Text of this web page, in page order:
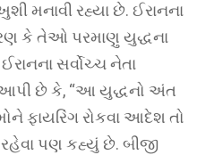
મનાવી રહ્યા છે. ઈરાનના
કે તેઓ પરમાણુ યુદ્ધના
સર્વોચ્ચ નેતા
છે કે, “આ યુદ્ધનો અંત
ફાયરિંગ રોકવા આદેશ તો
પણ કહ્યું છે. બીજી